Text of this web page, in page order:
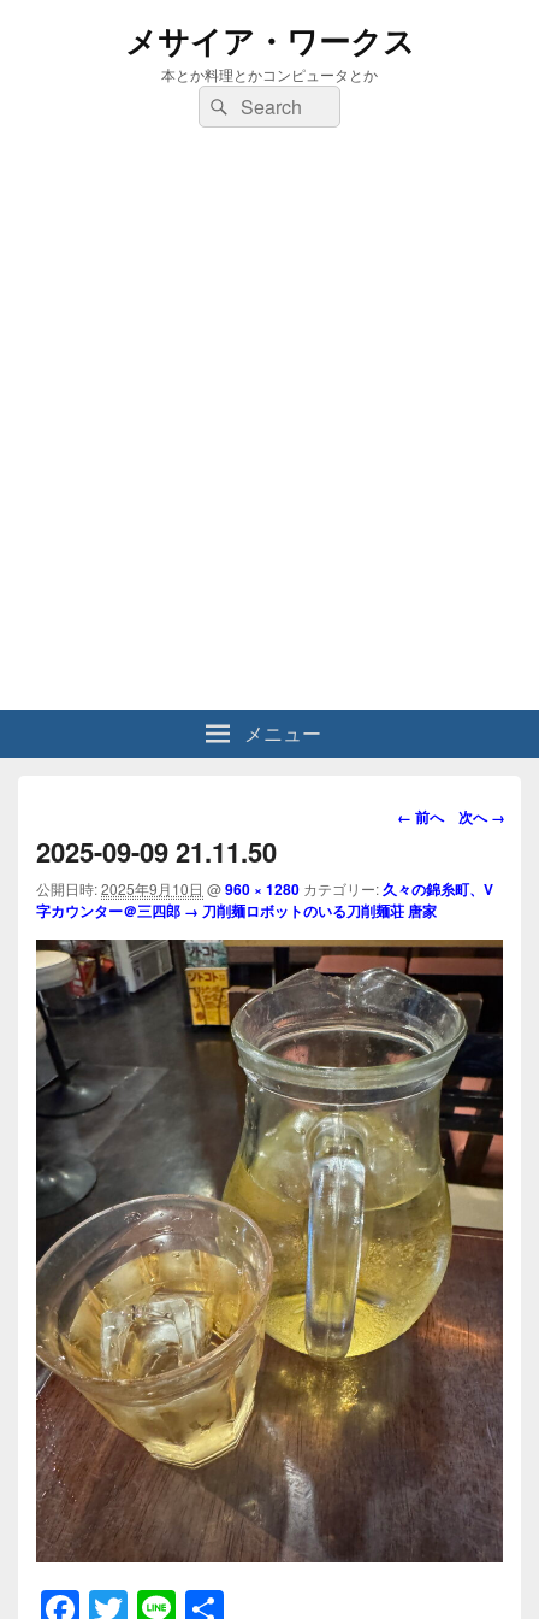
メサイア・ワークス
本とか料理とかコンピュータとか
検
索:
検
索
メニュー
画
ビ
ゲ
ー
シ
ョ
ン
← 前へ 次へ →
2025-09-09 21.11.50
公開日時:2025年9月10日 @960 × 1280 カテゴリー:久々の錦糸町、V
字カウンター＠三四郎 → 刀削麺ロボットのいる刀削麺荘 唐家